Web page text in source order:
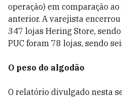
operação) em comparação
anterior. A varejista
347 lojas Hering Store,
PUC foram 78 lojas, sendo
O peso do algodão
O relatório divulgado nesta